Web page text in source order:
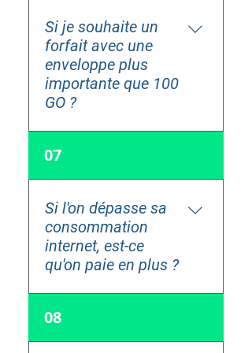
une nouvelle ligne
(activation ou portabilité).
Ils sont facturés une fois
sur votre première facture.
Si je souhaite un
forfait avec une
enveloppe plus
importante que 100
GO ?
Il n'existe pas d'enveloppe
plus importante chez
Phoner, un débit réduit
sera actif jusqu'au début
du mois suivant.
07
Si l'on dépasse sa
consommation
internet, est-ce
qu'on paie en plus ?
Non, le débit est réduit au-
delà de votre enveloppe
DATA mais vous ne payez
08